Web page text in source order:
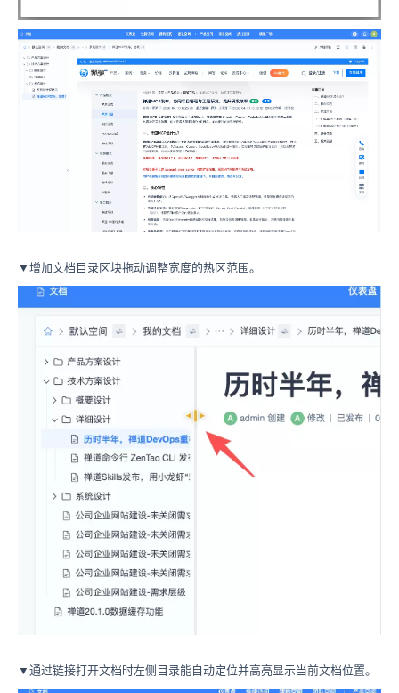
▼增加文档目录区块拖动调整宽度的热区范围。
▼通过链接打开文档时左侧目录能自动定位并高亮显示当前文档位置。